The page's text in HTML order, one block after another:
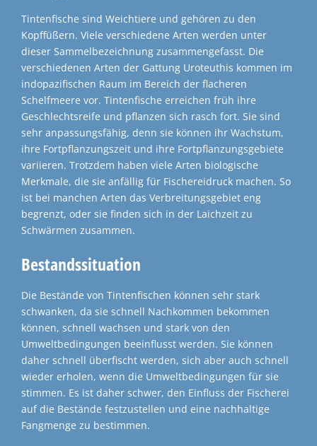
Tintenfische sind Weichtiere und gehören zu den
Kopffüßern. Viele verschiedene Arten werden unter
dieser Sammelbezeichnung zusammengefasst. Die
verschiedenen Arten der Gattung Uroteuthis kommen im
indopazifischen Raum im Bereich der flacheren
Schelfmeere vor. Tintenfische erreichen früh ihre
Geschlechtsreife und pflanzen sich rasch fort. Sie sind
sehr anpassungsfähig, denn sie können ihr Wachstum,
ihre Fortpflanzungszeit und ihre Fortpflanzungsgebiete
variieren. Trotzdem haben viele Arten biologische
Merkmale, die sie anfällig für Fischereidruck machen. So
ist bei manchen Arten das Verbreitungsgebiet eng
begrenzt, oder sie finden sich in der Laichzeit zu
Schwärmen zusammen.
Bestandssituation
Die Bestände von Tintenfischen können sehr stark
schwanken, da sie schnell Nachkommen bekommen
können, schnell wachsen und stark von den
Umweltbedingungen beeinflusst werden. Sie können
daher schnell überfischt werden, sich aber auch schnell
wieder erholen, wenn die Umweltbedingungen für sie
stimmen. Es ist daher schwer, den Einfluss der Fischerei
auf die Bestände festzustellen und eine nachhaltige
Fangmenge zu bestimmen.